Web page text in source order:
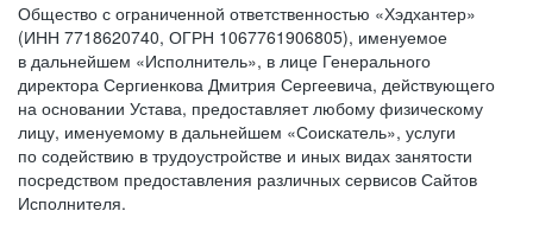
Общество с ограниченной ответственностью «Хэдхантер»
(ИНН 7718620740, ОГРН 1067761906805), именуемое
в дальнейшем «Исполнитель», в лице Генерального
директора Сергиенкова Дмитрия Сергеевича, действующего
на основании Устава, предоставляет любому физическому
лицу, именуемому в дальнейшем «Соискатель», услуги
по содействию в трудоустройстве и иных видах занятости
посредством предоставления различных сервисов Сайтов
Исполнителя.